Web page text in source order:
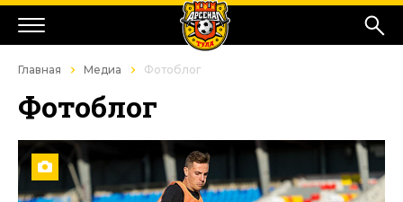
Главная Медиа Фотоблог
Фотоблог